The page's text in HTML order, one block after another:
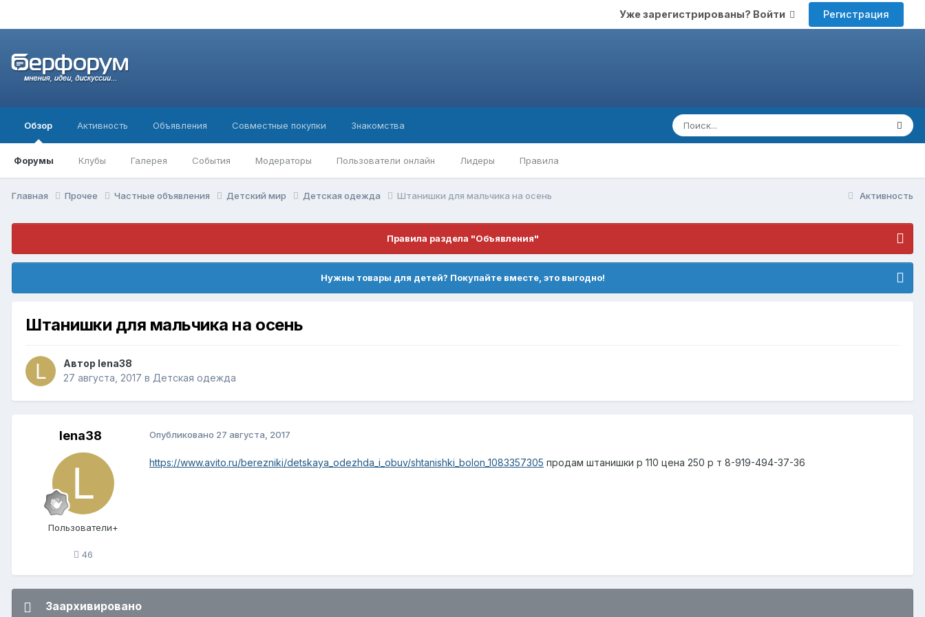
Уже зарегистрированы? Войти Регистрация
Обзор
Форумы Клубы Галерея События Модераторы Пользователи онлайн Лидеры Правила
Активность Объявления Совместные покупки Знакомства
Активность
Главная Прочее Частные объявления Детский мир Детская одежда Штанишки для мальчика на осень
Правила раздела "Объявления"
Нужны товары для детей? Покупайте вместе, это выгодно!
Штанишки для мальчика на осень
Автор lena38
27 августа, 2017 в Детская одежда
lena38
Пользователи+
46
Опубликовано 27 августа, 2017
https://www.avito.ru/berezniki/detskaya_odezhda_i_obuv/shtanishki_bolon_1083357305 продам штанишки р 110 цена 250 р т 8-919-494-37-36
Заархивировано